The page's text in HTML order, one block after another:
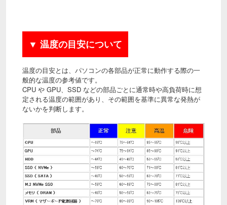
▼ 温度の目安について
温度の目安とは、パソコンの各部品が正常に動作する際の一
般的な温度の参考値です。
CPU や GPU、SSD などの部品ごとに通常時や高負荷時に想
定される温度の範囲があり、その範囲を基準に異常な発熱が
ないかを判断します。